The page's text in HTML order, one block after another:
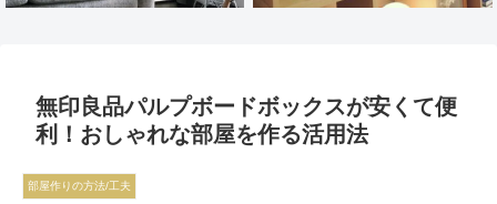
無印良品パルプボードボックスが安くて便
利！おしゃれな部屋を作る活用法
部屋作りの方法/工夫